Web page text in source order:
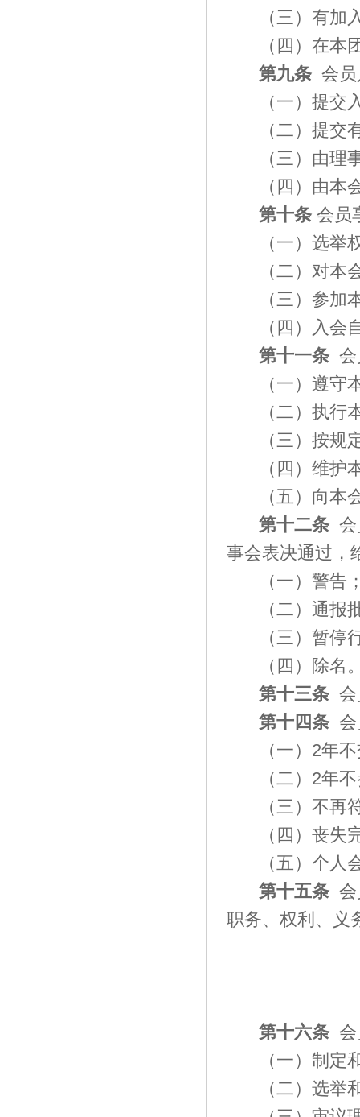
（三）有加
（四）在本
第九条 会
（一）提交
（二）提
（三）由理
（四）由
第十条 会员
（一）选举
（二）对
（三）参
（四）入会
第十一条
（一）遵守
（二）执行
（三）按规
（四）维护
（五）向本
第十二条
事会表决通过，
（一）警告
（二）通报
（三）暂停
（四）除名
第十三条
第十四条
（一） 2年
（二） 2年
（三）不再
（四）丧失
（五）个人
第十五条
职务、权利、义
第十六条
（一）制定
（二）选举